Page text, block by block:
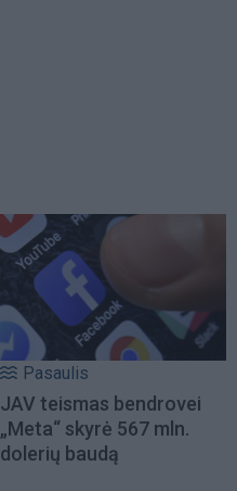
Pasaulis
JAV teismas bendrovei
„Meta“ skyrė 567 mln.
dolerių baudą